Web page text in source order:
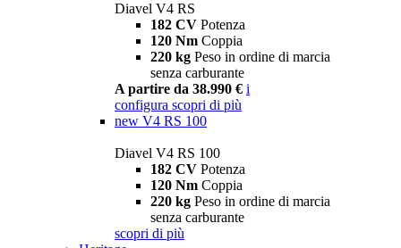
Diavel V4 RS
182 CV Potenza
120 Nm Coppia
220 kg Peso in ordine di marcia
senza carburante
A partire da 38.990 € i
configura scopri di più
new V4 RS 100
Diavel V4 RS 100
182 CV Potenza
120 Nm Coppia
220 kg Peso in ordine di marcia
senza carburante
scopri di più